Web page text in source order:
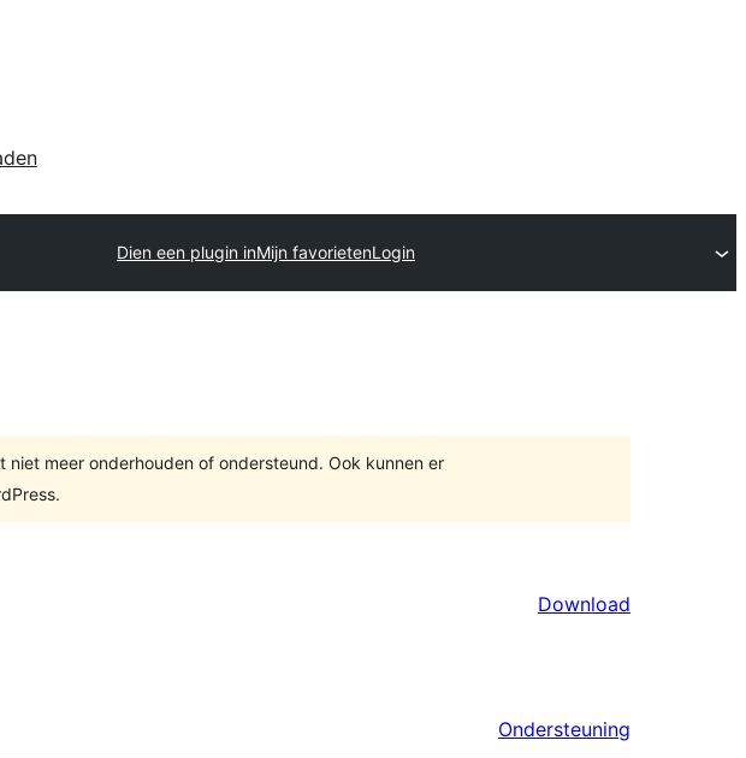
Dien een plugin inMijn favorietenLogin
niet meer onderhouden of ondersteund. Ook kunnen er
Download
Ondersteuning